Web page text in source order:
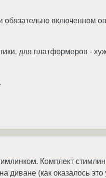
обязательно включенном
для платформеров -
Комплект
диване (как оказалось